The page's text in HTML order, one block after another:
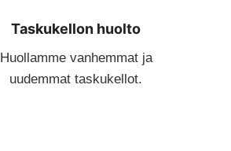
Taskukellon huolto
Huollamme vanhemmat ja
uudemmat taskukellot.